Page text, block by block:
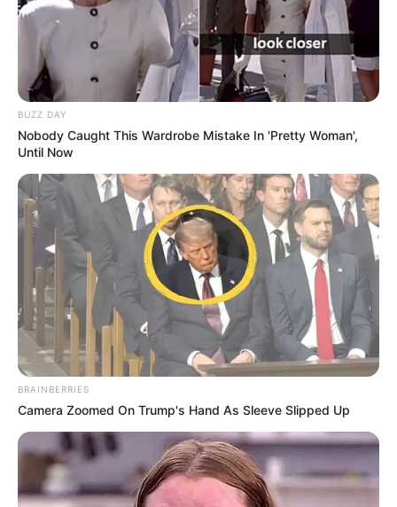
BUZZ DAY
Nobody Caught This Wardrobe Mistake In 'Pretty Woman',
Until Now
BRAINBERRIES
Camera Zoomed On Trump's Hand As Sleeve Slipped Up